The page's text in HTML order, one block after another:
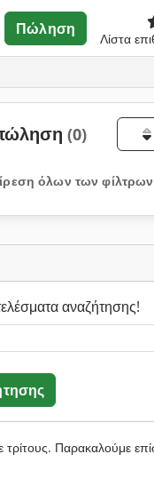
Πώληση
Λίστα
(0)
όλων των φίλτρων
αναζήτησης!
Παρακαλούμε